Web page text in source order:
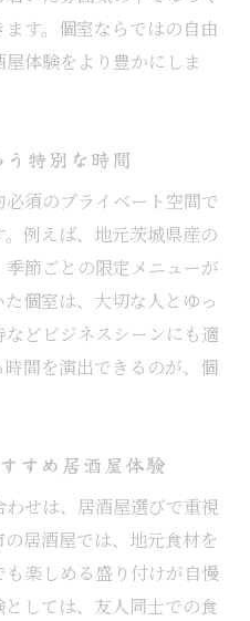
す。個室ならではの自由
体験をより豊かにしま
特別な時間
須のプライベート空間で
例えば、地元茨城県産の
節ごとの限定メニューが
個室は、大切な人とゆっ
どビジネスシーンにも適
間を演出できるのが、個
すめ居酒屋体験
せは、居酒屋選びで重視
居酒屋では、地元食材を
楽しめる盛り付けが自慢
しては、友人同士での食